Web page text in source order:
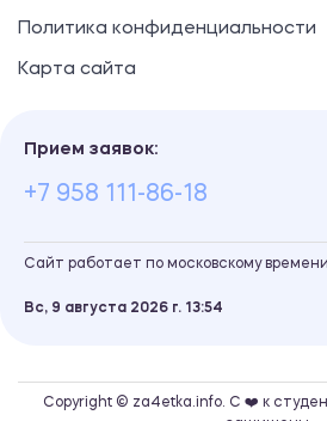
Политика конфиденциальности
Карта сайта
Прием заявок:
+7 958 111-86-18
Сайт работает по московскому времени
Вс, 9 августа 2026 г. 13 54
Copyright © za4etka.info. С ❤️ к